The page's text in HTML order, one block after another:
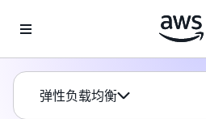
弹性负载均衡